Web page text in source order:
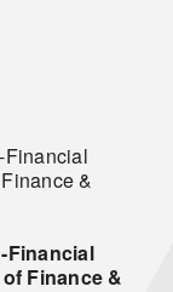
Financial
Finance &